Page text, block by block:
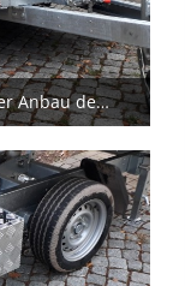
Eduard Rückwärtskipper Anbau der Stauboxen